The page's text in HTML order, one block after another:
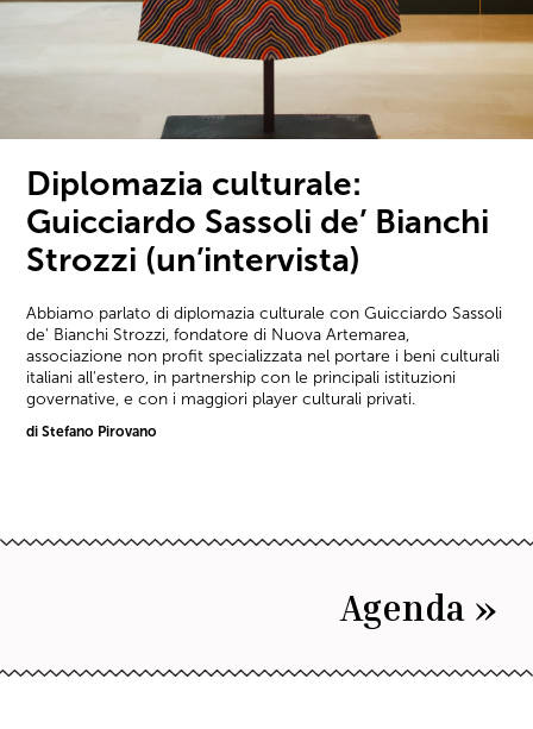
Diplomazia culturale:
Guicciardo Sassoli de’ Bianchi
Strozzi (un’intervista)
Abbiamo parlato di diplomazia culturale con Guicciardo Sassoli
de' Bianchi Strozzi, fondatore di Nuova Artemarea,
associazione non profit specializzata nel portare i beni culturali
italiani all'estero, in partnership con le principali istituzioni
governative, e con i maggiori player culturali privati.
di Stefano Pirovano
Agenda »